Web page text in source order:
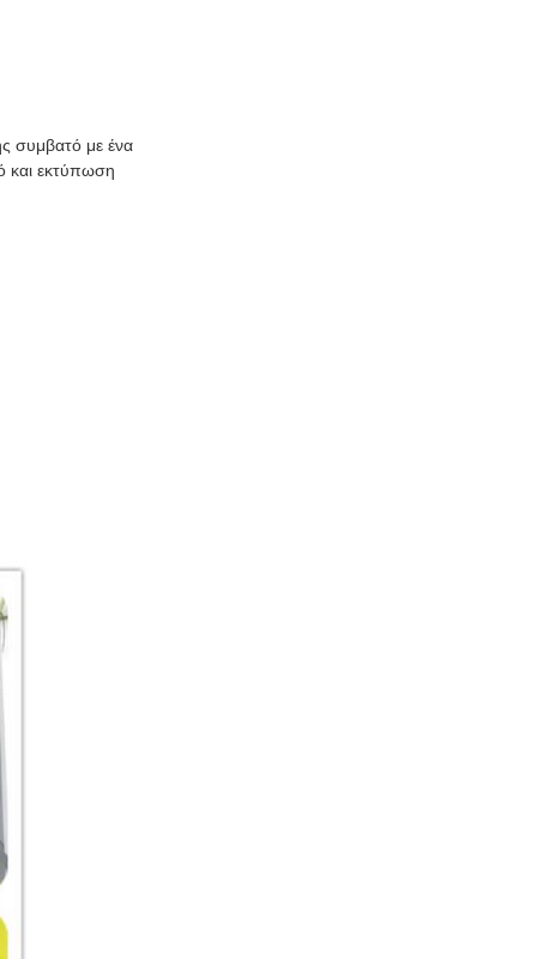
συμβατό με ένα
και εκτύπωση